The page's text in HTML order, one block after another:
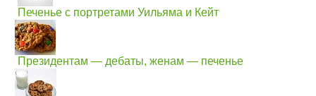
Печенье с портретами Уильяма и Кейт
Президентам — дебаты, женам — печенье